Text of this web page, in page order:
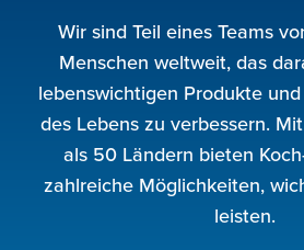
Wir sind Teil eines Teams
Menschen weltweit, das
lebenswichtigen Produkte
des Lebens zu verbessern.
als 50 Ländern bieten
zahlreiche Möglichkeiten,
leisten.